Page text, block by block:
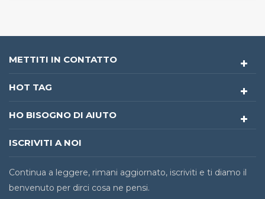
METTITI IN CONTATTO
HOT TAG
HO BISOGNO DI AIUTO
ISCRIVITI A NOI
Continua a leggere, rimani aggiornato, iscriviti e ti diamo il
benvenuto per dirci cosa ne pensi.